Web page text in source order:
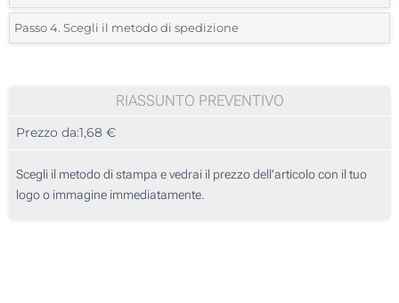
1 Colore (Su un lato)
3 Colori (Su un lato)
Sublimazione fino a 200cm2) (Nel modello bianco)
*Ordine minimo 25 (Ordine totale)
Passo 4. Scegli il metodo di spedizione
RIASSUNTO PREVENTIVO
Prezzo da:1,68 €
Scegli il metodo di stampa e vedrai il prezzo dell'articolo con il tuo
logo o immagine immediatamente.